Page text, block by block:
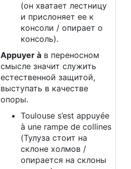
(он хватает лестницу
и прислоняет ее к
консоли / опирает о
консоль).
Appuyer à в переносном
смысле значит служить
естественной защитой,
выступать в качестве
опоры.
Toulouse s’est appuyée
à une rampe de collines
(Тулуза стоит на
склоне холмов /
опирается на склоны